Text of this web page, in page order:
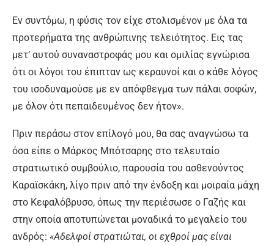
Εν συντόμω, η φύσις τον είχε στολισμένον με όλα τα
προτερήματα της ανθρώπινης τελειότητος. Εις τας
μετ’ αυτού συναναστροφάς μου και ομιλίας εγνώρισα
ότι οι λόγοι του έπιπταν ως κεραυνοί και ο κάθε λόγος
του ισοδυναμούσε με εν απόφθεγμα των πάλαι σοφών,
με όλον ότι πεπαιδευμένος δεν ήτον».
Πριν περάσω στον επίλογό μου, θα σας αναγνώσω τα
όσα είπε ο Μάρκος Μπότσαρης στο τελευταίο
στρατιωτικό συμβούλιο, παρουσία του ασθενούντος
Καραϊσκάκη, λίγο πριν από την ένδοξη και μοιραία μάχη
στο Κεφαλόβρυσο, όπως την περιέσωσε ο Γαζής και
στην οποία αποτυπώνεται μοναδικά το μεγαλείο του
ανδρός: «Αδελφοί στρατιώται, οι εχθροί μας είναι